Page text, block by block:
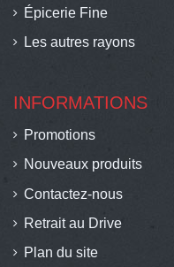
Épicerie Fine
Les autres rayons
INFORMATIONS
Promotions
Nouveaux produits
Contactez-nous
Retrait au Drive
Plan du site